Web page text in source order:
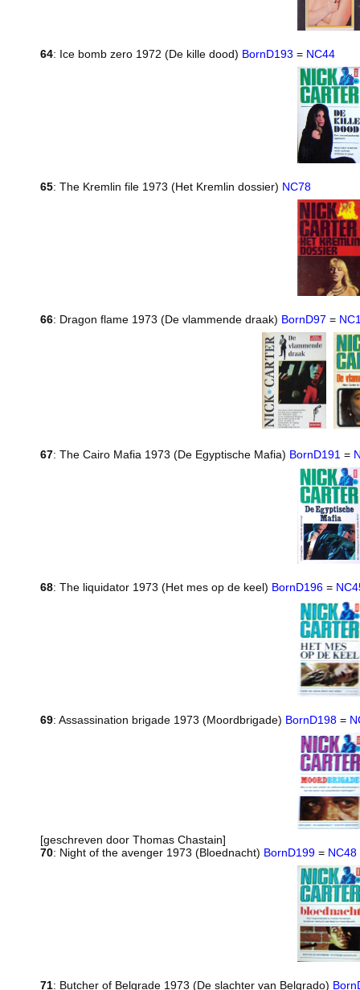
64: Ice bomb zero 1972 (De kille dood) BornD193 = NC44
65: The Kremlin file 1973 (Het Kremlin dossier) NC78
66: Dragon flame 1973 (De vlammende draak) BornD97 =
67: The Cairo Mafia 1973 (De Egyptische Mafia) BornD191 =
68: The liquidator 1973 (Het mes op de keel) BornD196 =
69: Assassination brigade 1973 (Moordbrigade) BornD198 =
[geschreven door Thomas Chastain]
70: Night of the avenger 1973 (Bloednacht) BornD199 = NC48
71: Butcher of Belgrade 1973 (De slachter van Belgrado)